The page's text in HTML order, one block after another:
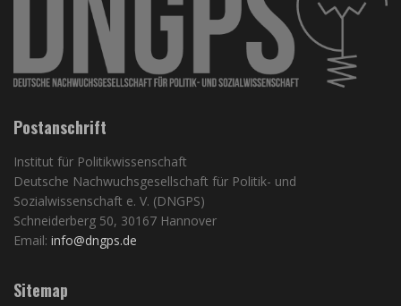
Postanschrift
Institut für Politikwissenschaft
Deutsche Nachwuchsgesellschaft für Politik- und
Sozialwissenschaft e. V. (DNGPS)
Schneiderberg 50, 30167 Hannover
Email: info@dngps.de
Sitemap